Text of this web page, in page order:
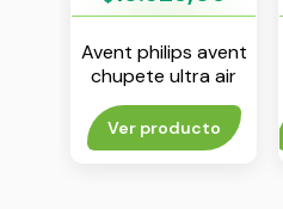
Avent philips avent
chupete ultra air
liso 0-6 m unisex
env x 1
Ver producto